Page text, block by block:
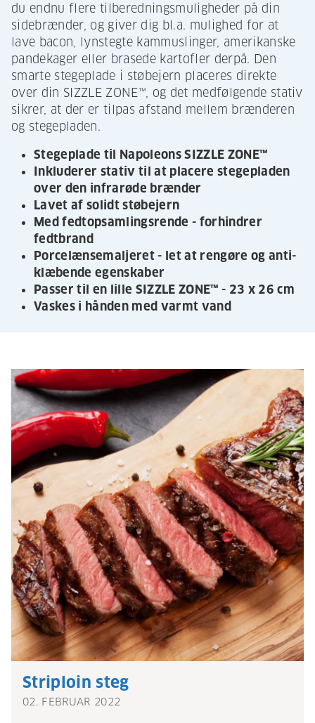
du endnu flere tilberedningsmuligheder på din
sidebrænder, og giver dig bl.a. mulighed for at
lave bacon, lynstegte kammuslinger, amerikanske
pandekager eller brasede kartofler derpå. Den
smarte stegeplade i støbejern placeres direkte
over din SIZZLE ZONE™, og det medfølgende stativ
sikrer, at der er tilpas afstand mellem brænderen
og stegepladen.
Stegeplade til Napoleons SIZZLE ZONE™
Inkluderer stativ til at placere stegepladen
over den infrarøde brænder
Lavet af solidt støbejern
Med fedtopsamlingsrende - forhindrer
fedtbrand
Porcelænsemaljeret - let at rengøre og anti-
klæbende egenskaber
Passer til en lille SIZZLE ZONE™ - 23 x 26 cm
Vaskes i hånden med varmt vand
Striploin steg
02. FEBRUAR 2022